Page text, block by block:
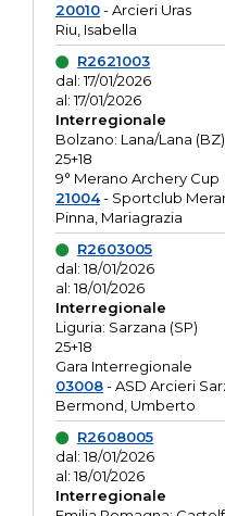
20010- Arcieri Uras
Riu, Isabella
R2621003
dal: 17/01/2026
al: 17/01/2026
Interregionale
Bolzano: Lana/Lana (BZ)
25+18
9° Merano Archery Cup
21004- Sportclub
Pinna, Mariagrazia
R2603005
dal: 18/01/2026
al: 18/01/2026
Interregionale
Liguria: Sarzana (SP)
25+18
Gara Interregionale
03008- ASD Arcieri
Bermond, Umberto
R2608005
dal: 18/01/2026
al: 18/01/2026
Interregionale